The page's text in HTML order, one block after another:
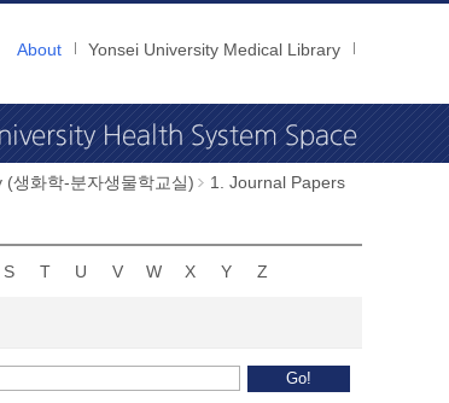
About Yonsei University Medical Library
생화학-분자생물학교실) 1. Journal Papers
S T U V W X Y Z